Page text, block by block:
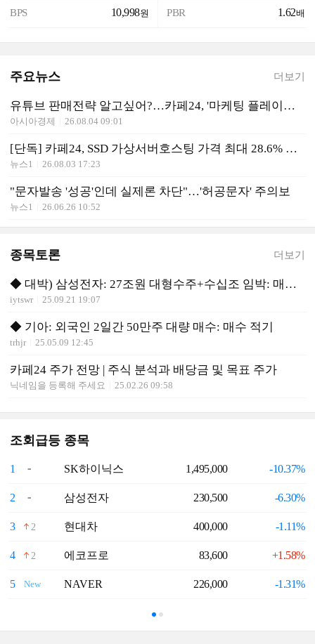
BPS 10,998원 PBR 1.62배
주요뉴스 더보기
유튜브 판매전략 알고싶어?…카페24, '마케팅 플레이북 2026' 개최
아시아경제 26.08.04 09:01
[단독] 카페24, SSD 가상서버호스팅 가격 최대 28.6% 인상
뉴스1 26.08.03 17:23
"문자발송 '성공'인데 실제론 차단"…'허공문자' 주의보
뉴스1 26.06.26 10:52
종목토론 더보기
◆ 대박) 삼성전자: 27조원 대형수주+수십조 임박: 매수 유리
iytswr 25.09.21 19:07
◆ 기아: 외국인 2일간 50만주 대량 매수: 매수 적기
trhjr 25.05.09 12:45
카페24 주가 전망 | 주식 분석과 배당금 및 목표 주가
닉네임을 등록해 주세요 25.02.26 09:58
조회급등 종목
1 SK하이닉스 1,495,000 -10.37%
2 삼성전자 230,500 -6.30%
3 2 현대차 400,000 -1.11%
4 2 에코프로 83,600 +1.58%
5 New NAVER 226,000 -1.31%